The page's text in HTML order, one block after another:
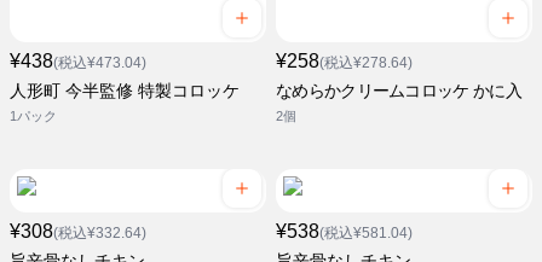
¥438(税込¥473.04)
人形町 今半監修 特製コロッケ
1パック
¥258(税込¥278.64)
なめらかクリームコロッケ かに入
2個
¥308(税込¥332.64) ¥538(税込¥581.04)